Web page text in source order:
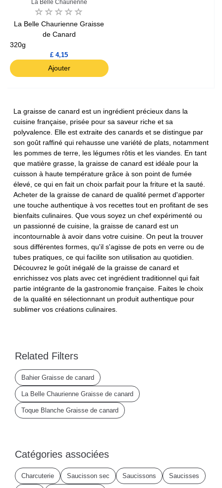
La Belle Chaurienne
La Belle Chaurienne Graisse
de Canard
320g
£ 4,15
Ajouter
La graisse de canard est un ingrédient précieux dans la
cuisine française, prisée pour sa saveur riche et sa
polyvalence. Elle est extraite des canards et se distingue par
son goût raffiné qui rehausse une variété de plats, notamment
les pommes de terre, les légumes rôtis et les viandes. En tant
que matière grasse, la graisse de canard est idéale pour la
cuisson à haute température grâce à son point de fumée
élevé, ce qui en fait un choix parfait pour la friture et la sauté.
Acheter de la graisse de canard de qualité permet d'apporter
une touche authentique à vos recettes tout en profitant de ses
bienfaits culinaires. Que vous soyez un chef expérimenté ou
un passionné de cuisine, la graisse de canard est un
incontournable à avoir dans votre cuisine. On peut la trouver
sous différentes formes, qu'il s'agisse de pots en verre ou de
tubes pratiques, ce qui facilite son utilisation au quotidien.
Découvrez le goût inégalé de la graisse de canard et
enrichissez vos plats avec cet ingrédient traditionnel qui fait
partie intégrante de la gastronomie française. Faites le choix
de la qualité en sélectionnant un produit authentique pour
sublimer vos créations culinaires.
Related Filters
Bahier Graisse de canard
La Belle Chaurienne Graisse de canard
Toque Blanche Graisse de canard
Catégories associées
Charcuterie Saucisson sec Saucissons Saucisses